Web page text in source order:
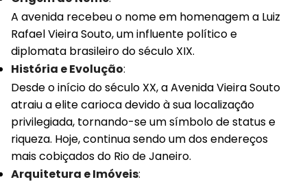
A avenida recebeu o nome em homenagem a Luiz
Rafael Vieira Souto, um influente político e
diplomata brasileiro do século XIX.
História e Evolução:
Desde o início do século XX, a Avenida Vieira Souto
atraiu a elite carioca devido à sua localização
privilegiada, tornando-se um símbolo de status e
riqueza. Hoje, continua sendo um dos endereços
mais cobiçados do Rio de Janeiro.
Arquitetura e Imóveis: